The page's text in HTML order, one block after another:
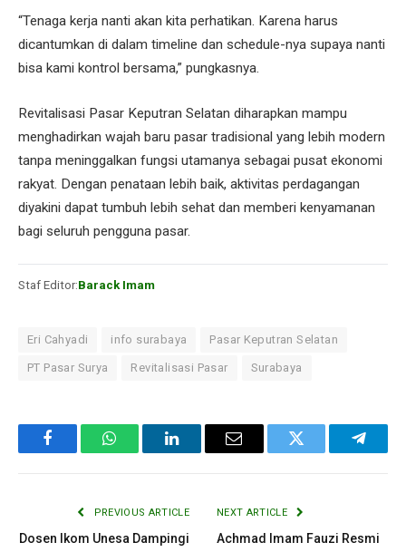
“Tenaga kerja nanti akan kita perhatikan. Karena harus
dicantumkan di dalam timeline dan schedule-nya supaya nanti
bisa kami kontrol bersama,” pungkasnya.
Revitalisasi Pasar Keputran Selatan diharapkan mampu
menghadirkan wajah baru pasar tradisional yang lebih modern
tanpa meninggalkan fungsi utamanya sebagai pusat ekonomi
rakyat. Dengan penataan lebih baik, aktivitas perdagangan
diyakini dapat tumbuh lebih sehat dan memberi kenyamanan
bagi seluruh pengguna pasar.
Staf Editor:Barack Imam
Eri Cahyadi info surabaya Pasar Keputran Selatan
PT Pasar Surya Revitalisasi Pasar Surabaya
FacebookWhatsAppLinkedInEmail Twitter
PREVIOUS ARTICLE
Dosen Ikom Unesa Dampingi
NEXT ARTICLE
Achmad Imam Fauzi Resmi